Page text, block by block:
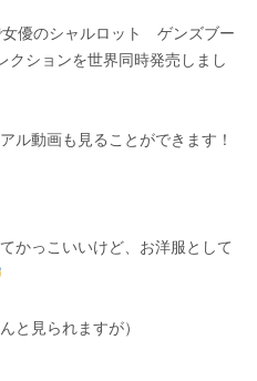
優のシャルロット ゲンズブー
ションを世界同時発売しまし
ル動画も見ることができます！
かっこいいけど、お洋服として
と見られますが）